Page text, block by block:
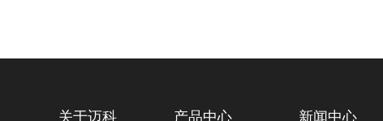
关于迈科 产品中心 新闻中心